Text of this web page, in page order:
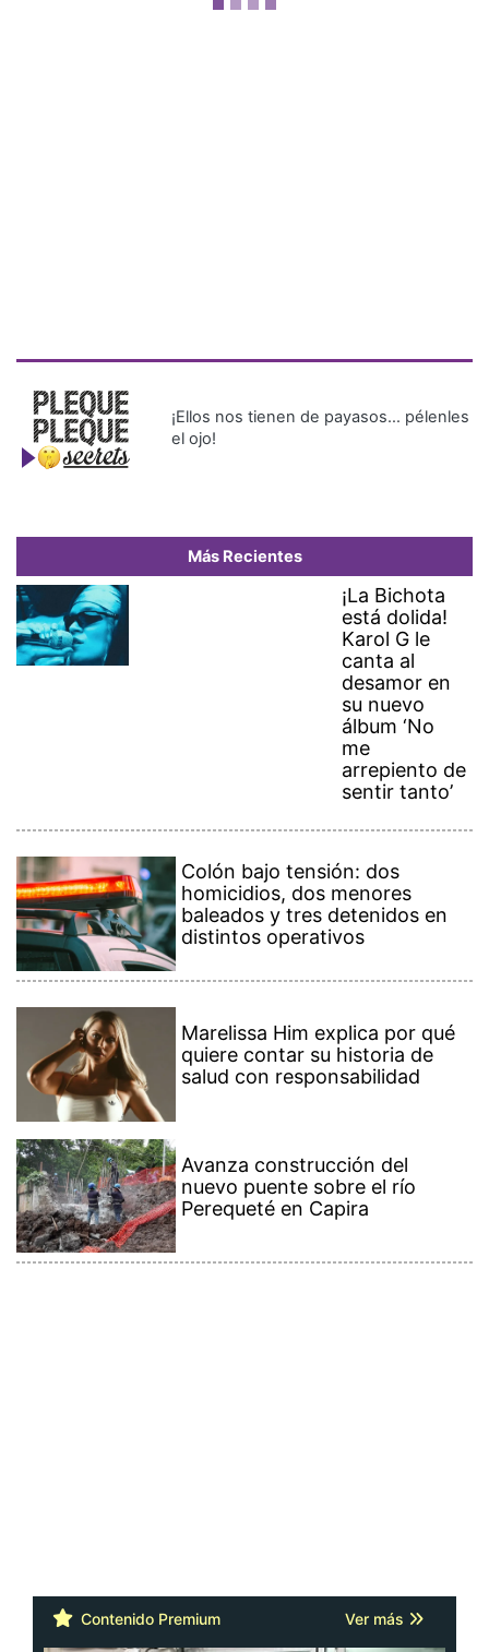
¡Ellos nos tienen de payasos… pélenles
el ojo!
Más Recientes
¡La Bichota
está dolida!
Karol G le
canta al
desamor en
su nuevo
álbum ‘No
me
arrepiento de
sentir tanto’
Colón bajo tensión: dos
homicidios, dos menores
baleados y tres detenidos en
distintos operativos
Marelissa Him explica por qué
quiere contar su historia de
salud con responsabilidad
Avanza construcción del
nuevo puente sobre el río
Perequeté en Capira
Contenido Premium Ver más